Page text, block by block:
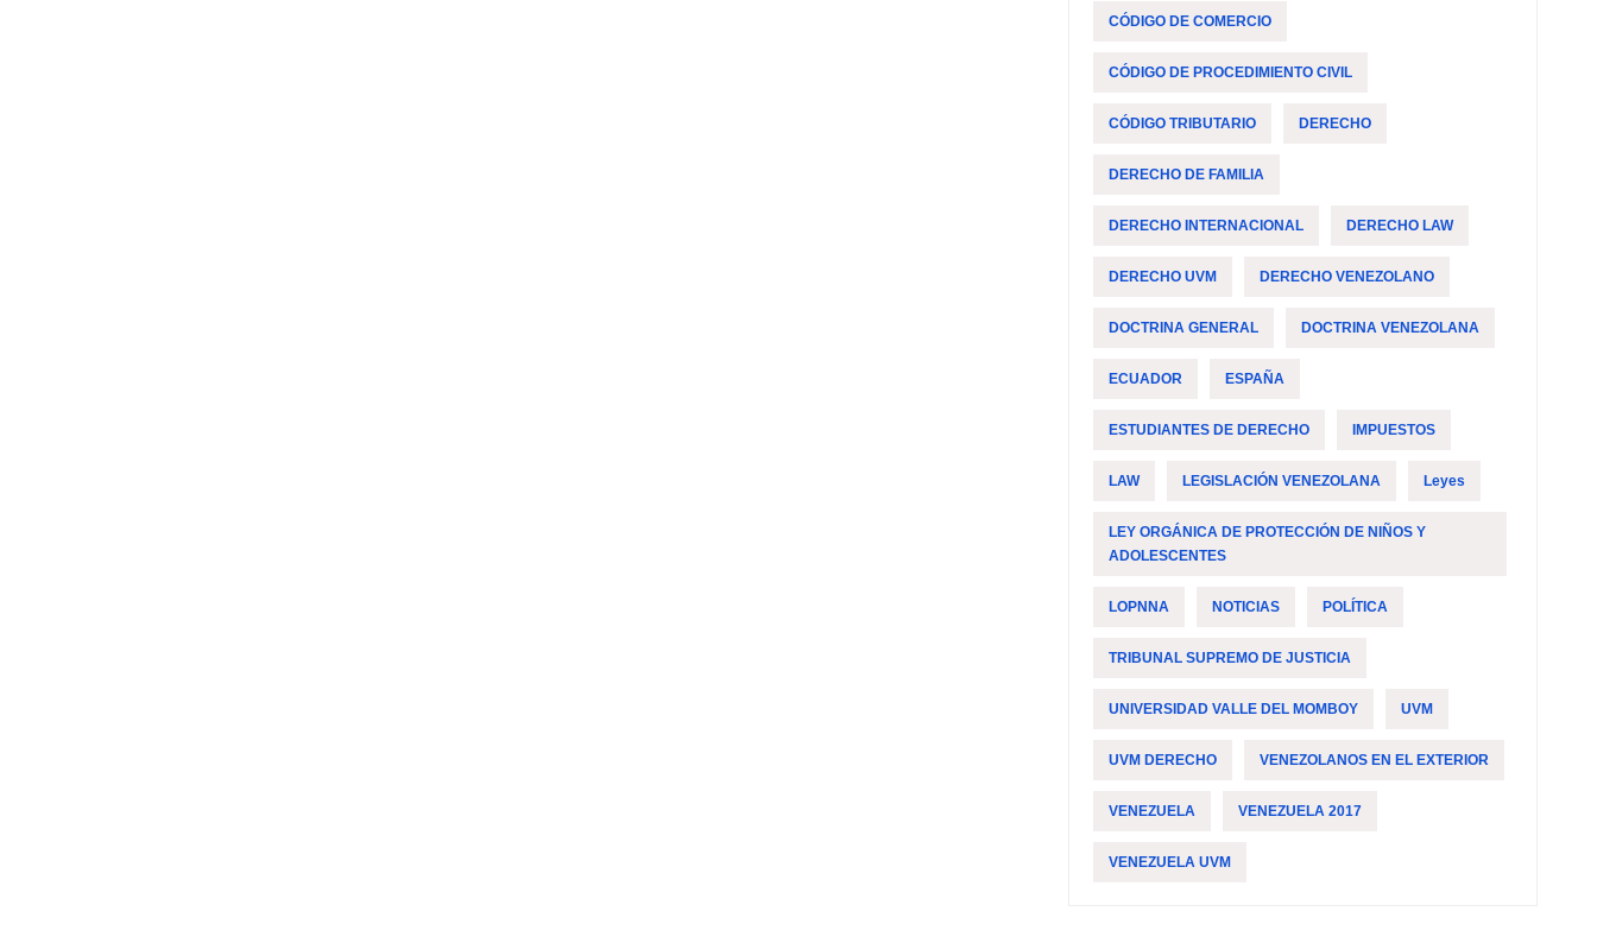
CÓDIGO DE COMERCIO
CÓDIGO DE PROCEDIMIENTO CIVIL
CÓDIGO TRIBUTARIO DERECHO
DERECHO DE FAMILIA
DERECHO INTERNACIONAL DERECHO LAW
DERECHO UVM DERECHO VENEZOLANO
DOCTRINA GENERAL DOCTRINA VENEZOLANA
ECUADOR ESPAÑA
ESTUDIANTES DE DERECHO IMPUESTOS
LAW LEGISLACIÓN VENEZOLANA Leyes
LEY ORGÁNICA DE PROTECCIÓN DE NIÑOS Y
ADOLESCENTES
LOPNNA NOTICIAS POLÍTICA
TRIBUNAL SUPREMO DE JUSTICIA
UNIVERSIDAD VALLE DEL MOMBOY UVM
UVM DERECHO VENEZOLANOS EN EL EXTERIOR
VENEZUELA VENEZUELA 2017
VENEZUELA UVM